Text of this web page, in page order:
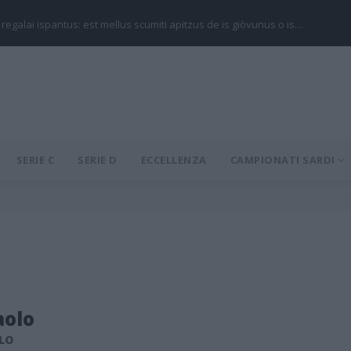
regalai ispantus: est mellus scumiti apitzus de is giòvunus o is…
SERIE C SERIE D ECCELLENZA CAMPIONATI SARDI